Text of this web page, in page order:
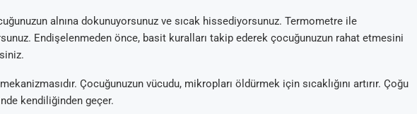
alnına dokunuyorsunuz ve sıcak hissediyorsunuz. Termometre ile
Endişelenmeden önce, basit kuralları takip ederek çocuğunuzun rahat etmesini
Çocuğunuzun vücudu, mikropları öldürmek için sıcaklığını artırır. Çoğu
kendiliğinden geçer.